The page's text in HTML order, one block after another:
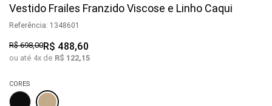
Vestido Frailes Franzido Viscose e Linho Caqui
Referência: 1348601
R$698,00R$ 488,60
ou até 4x de R$ 122,15
CORES